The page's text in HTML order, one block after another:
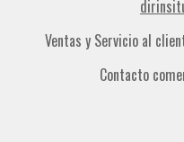
Ventas y Servicio al
Contacto